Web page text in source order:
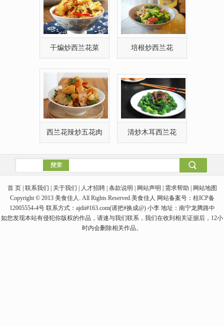
干煸炒西兰花菜 培根炒西兰花
西兰花辣炒五花肉 清炒木耳西兰花
首 页 | 联系我们 | 关于我们 | 人才招聘 | 条款说明 | 网站声明 | 需求帮助 | 网站地图
Copyright © 2013 美食佳人. All Rights Reserved.美食佳人 网站备案号：桂ICP备
12005554-4号 联系方式：ajdii#163.com(请把#换成@) 小李 地址：南宁龙腾路中
如您发现本站有侵犯你版权的作品，请速与我们联系，我们在收到相关证据后，12小
时内会删除相关作品。